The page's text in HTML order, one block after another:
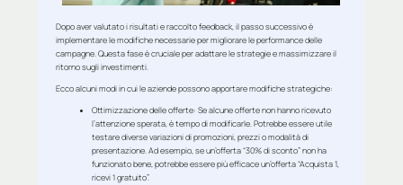
Dopo aver valutato i risultati e raccolto feedback, il passo successivo è
implementare le modifiche necessarie per migliorare le performance delle
campagne. Questa fase è cruciale per adattare le strategie e massimizzare il
ritorno sugli investimenti.
Ecco alcuni modi in cui le aziende possono apportare modifiche strategiche:
Ottimizzazione delle offerte: Se alcune offerte non hanno ricevuto
l’attenzione sperata, è tempo di modificarle. Potrebbe essere utile
testare diverse variazioni di promozioni, prezzi o modalità di
presentazione. Ad esempio, se un’offerta “30% di sconto” non ha
funzionato bene, potrebbe essere più efficace un’offerta “Acquista 1,
ricevi 1 gratuito”.